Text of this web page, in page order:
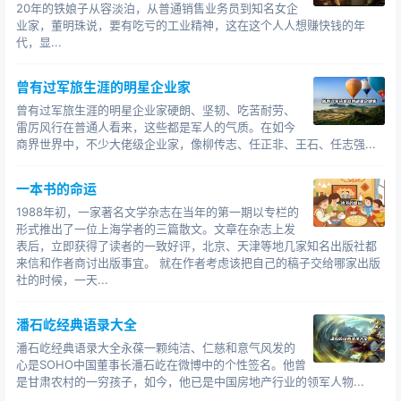
100万美元可不是个小数字，谨慎的桑达士不会轻易相
信任何人。他毫不客气地说：“包先生，你不是在向一个小
生，如果我拿到信用状，你能不能贷款给我？” 桑达士
干脆地回答：“贷！只要你有信用状，我马上贷给你！”
桑达士相信自己的经验：你包玉刚船还没有买，就要人家
租你的船？还要人家请银行给你开信用状？这不等于是人
定包玉刚是在说笑话。 包玉刚一点也不含糊，他到家
就打点行李上东京，他对那家日本航运公司说：“我是来拿
信用状的。因为我买船的钱还差一点，只要把信用状开给
我，我保证在3天之内就把船交给你们。你们信得过我，就
先把信用状给我吧！” 在这场“空对空”的斗争中，包玉
诺言贷给包玉刚100万美元，而且还从此确定了与包玉刚的
长期合作关系。1962年，桑达士升任汇丰银行总经理，不
到2年，汇丰银行便开始投资包玉刚的环球航运集团有限公
司。汇丰银行实际上成了包玉刚的后勤部，使包玉刚的资
20年的铁娘子从容淡泊，从普通销售业务员到知名女企
业家，董明珠说，要有吃亏的工业精神，这在这个人人想赚快钱的年
代，显...
曾有过军旅生涯的明星企业家
曾有过军旅生涯的明星企业家硬朗、坚韧、吃苦耐劳、
雷厉风行在普通人看来，这些都是军人的气质。在如今
商界世界中，不少大佬级企业家，像柳传志、任正非、王石、任志强...
一本书的命运
1988年初，一家著名文学杂志在当年的第一期以专栏的
形式推出了一位上海学者的三篇散文。文章在杂志上发
表后，立即获得了读者的一致好评，北京、天津等地几家知名出版社都
来信和作者商讨出版事宜。 就在作者考虑该把自己的稿子交给哪家出版
社的时候，一天...
潘石屹经典语录大全
潘石屹经典语录大全永葆一颗纯洁、仁慈和意气风发的
心是SOHO中国董事长潘石屹在微博中的个性签名。他曾
是甘肃农村的一穷孩子，如今，他已是中国房地产行业的领军人物...